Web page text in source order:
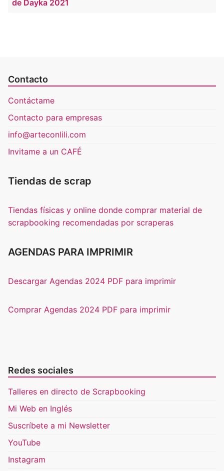
de Dayka 2021
Contacto
Contáctame
Contacto para empresas
info@arteconlili.com
Invitame a un CAFÉ
Tiendas de scrap
Tiendas físicas y online donde comprar material de
scrapbooking recomendadas por scraperas
AGENDAS PARA IMPRIMIR
Descargar Agendas 2024 PDF para imprimir
Comprar Agendas 2024 PDF para imprimir
Redes sociales
Talleres en directo de Scrapbooking
Mi Web en Inglés
Suscríbete a mi Newsletter
YouTube
Instagram